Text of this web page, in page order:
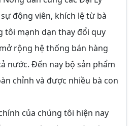
động viên, khích lệ từ bà
tôi mạnh dạn thay đổi quy
rộng hệ thống bán hàng
nước. Đến nay bộ sản phẩm
chỉnh và được nhiều bà con
của chúng tôi hiện nay